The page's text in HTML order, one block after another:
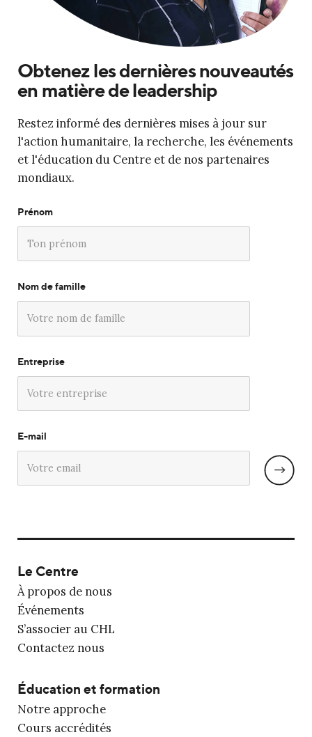
Obtenez les dernières nouveautés
en matière de leadership
Restez informé des dernières mises à jour sur
l'action humanitaire, la recherche, les événements
et l'éducation du Centre et de nos partenaires
mondiaux.
Prénom
Nom de famille
Entreprise
E-mail
Le Centre
À propos de nous
Événements
S’associer au CHL
Contactez nous
Éducation et formation
Notre approche
Cours accrédités